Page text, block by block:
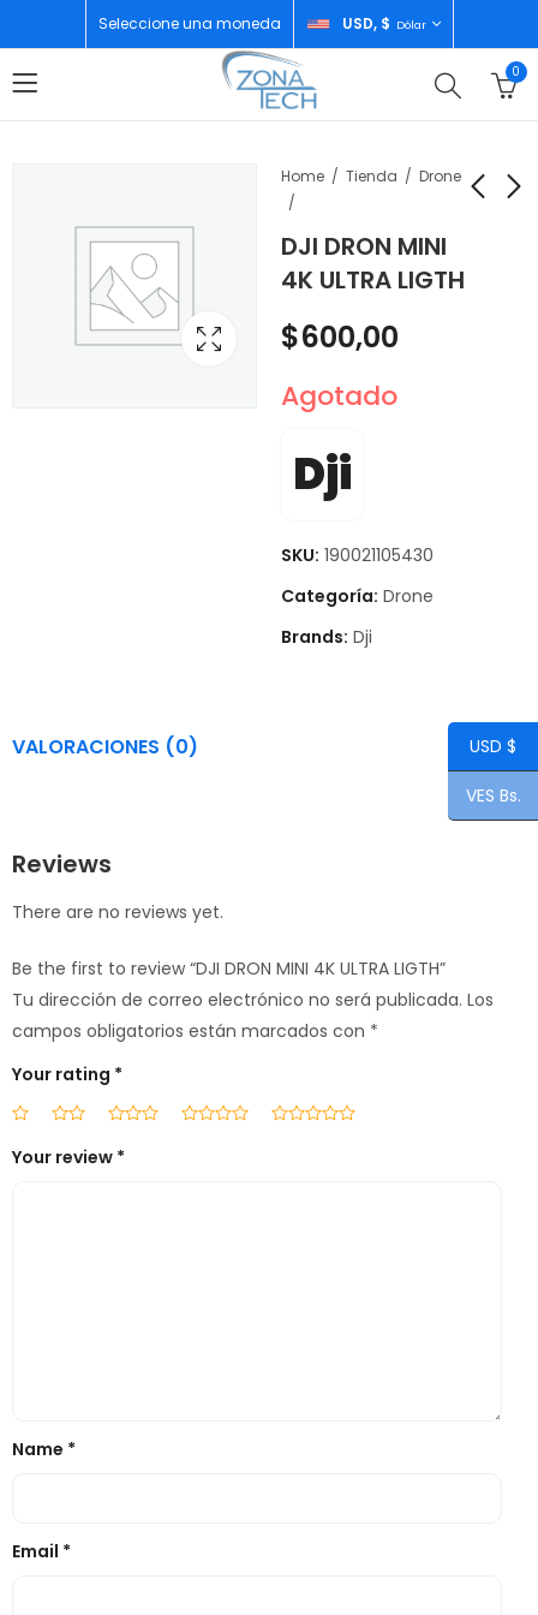
Seleccione una moneda USD, $ Dólar
0
Home Tienda Drone
DJI DRON MINI
4K ULTRA LIGTH
DJ YONDER FORNITE
$20,00
LENTE DE VISION
TKGSM
$465,00
$600,00
Agotado
Dji
SKU: 190021105430
Categoría: Drone
Brands: Dji
VALORACIONES (0)
Reviews
There are no reviews yet.
Be the first to review “DJI DRON MINI 4K ULTRA LIGTH”
Tu dirección de correo electrónico no será publicada. Los
campos obligatorios están marcados con *
Your rating *
Your review *
Name *
Email *
USD $
VES Bs.